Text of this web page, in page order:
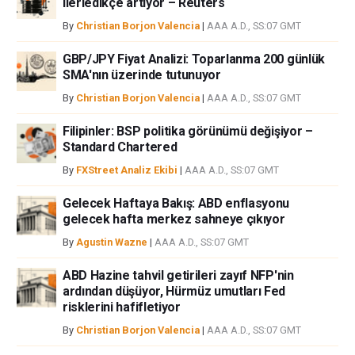
By Christian Borjon Valencia | AAA A.D., SS:07 GMT
GBP/JPY Fiyat Analizi: Toparlanma 200 günlük
SMA'nın üzerinde tutunuyor
By Christian Borjon Valencia | AAA A.D., SS:07 GMT
Filipinler: BSP politika görünümü değişiyor –
Standard Chartered
By FXStreet Analiz Ekibi | AAA A.D., SS:07 GMT
Gelecek Haftaya Bakış: ABD enflasyonu
gelecek hafta merkez sahneye çıkıyor
By Agustin Wazne | AAA A.D., SS:07 GMT
ABD Hazine tahvil getirileri zayıf NFP'nin
ardından düşüyor, Hürmüz umutları Fed
risklerini hafifletiyor
By Christian Borjon Valencia | AAA A.D., SS:07 GMT